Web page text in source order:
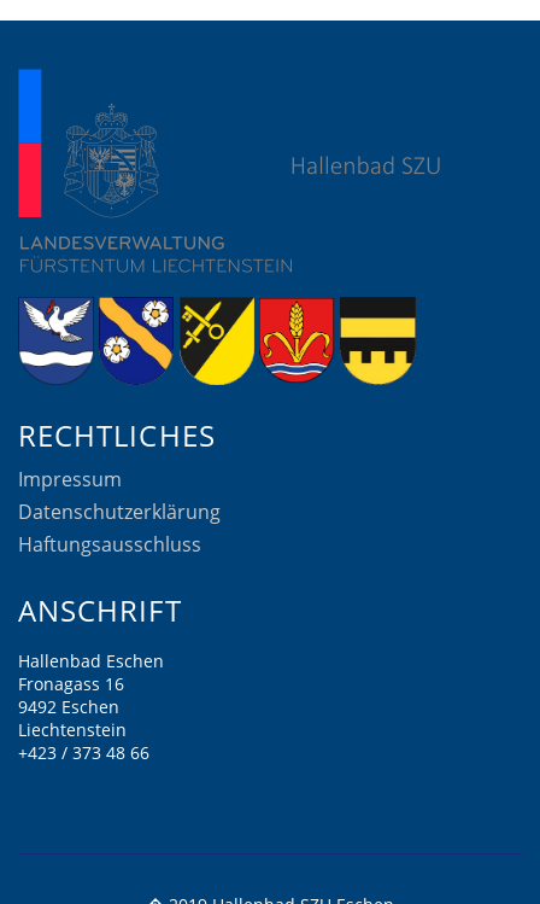
RECHTLICHES
Impressum
Datenschutzerklärung
Haftungsausschluss
ANSCHRIFT
Hallenbad Eschen
Fronagass 16
9492 Eschen
Liechtenstein
+423 / 373 48 66